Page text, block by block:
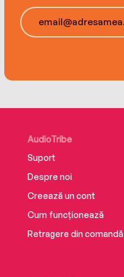
AudioTribe
Suport
Despre noi
Creează un cont
Cum funcționează
Retragere din comandă